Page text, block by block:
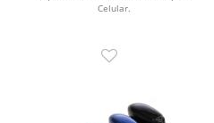
Celular.